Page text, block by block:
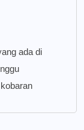
ada di